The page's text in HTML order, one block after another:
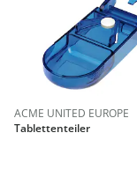
ACME UNITED EUROPE
Tablettenteiler